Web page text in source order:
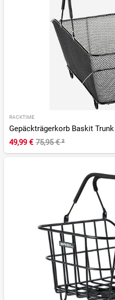
RACKTIME
Gepäckträgerkorb Baskit
49,99 € 75,95 €²